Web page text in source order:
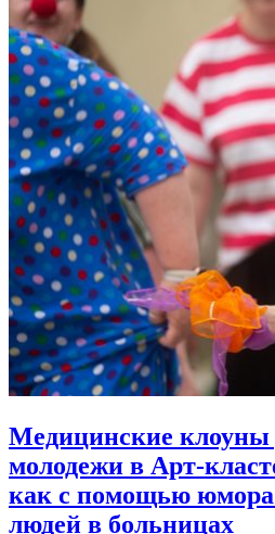
Медицинские клоуны
молодежи в Арт-
как с помощью юмора
людей в больницах